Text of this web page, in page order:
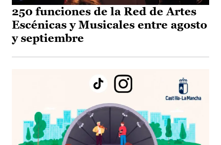
250 funciones de la Red de Artes
Escénicas y Musicales entre agosto
y septiembre